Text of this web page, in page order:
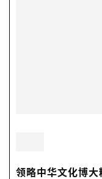
领略中华文化博大